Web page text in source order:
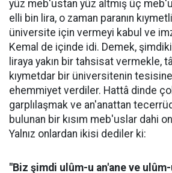
yüz meb'ustan yüz altmış üç
elli bin lira, o zaman paranın
üniversite için vermeyi kabul ve
Kemal de içinde idi. Demek,
liraya yakın bir tahsisat vermekle,
kıymetdar bir üniversitenin
ehemmiyet verdiler. Hattâ dinde
garplılaşmak ve an'anattan
bulunan bir kısım meb'uslar dahi
Yalnız onlardan ikisi dediler ki:
"Biz şimdi ulûm-u an'ane ve